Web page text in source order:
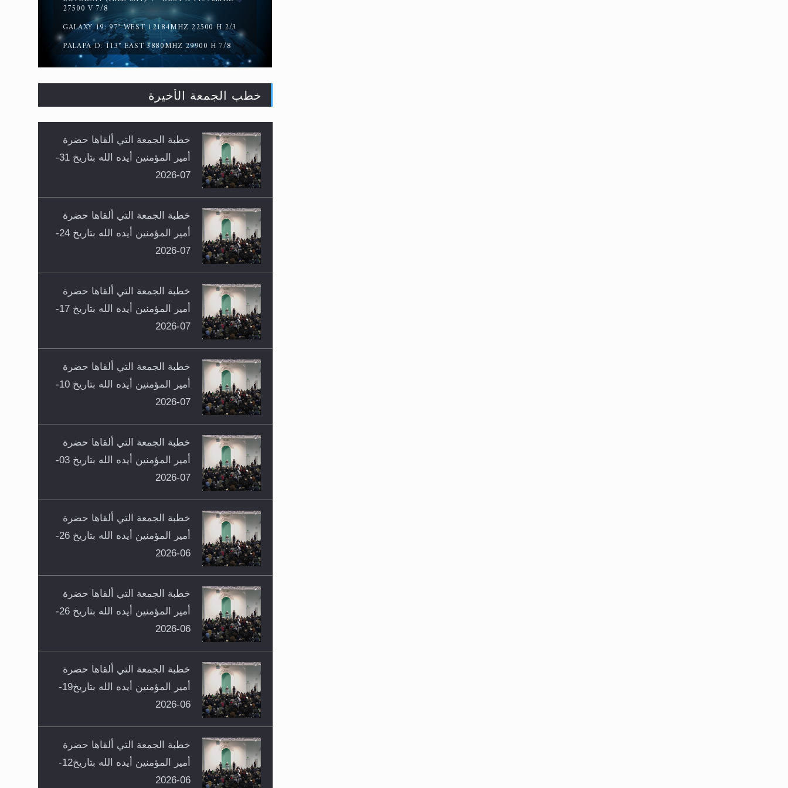
27500 V 7/8
GALAXY 19: 97° WEST 12184MHZ 22500 H 2/3
PALAPA D: 113° EAST 3880MHZ 29900 H 7/8
خطب الجمعة الأخيرة
خطبة الجمعة التي ألقاها حضرة
أمير المؤمنين أيده الله بتاريخ 31-
07-2026
خطبة الجمعة التي ألقاها حضرة
أمير المؤمنين أيده الله بتاريخ 24-
07-2026
خطبة الجمعة التي ألقاها حضرة
أمير المؤمنين أيده الله بتاريخ 17-
07-2026
خطبة الجمعة التي ألقاها حضرة
أمير المؤمنين أيده الله بتاريخ 10-
07-2026
خطبة الجمعة التي ألقاها حضرة
أمير المؤمنين أيده الله بتاريخ 03-
07-2026
خطبة الجمعة التي ألقاها حضرة
أمير المؤمنين أيده الله بتاريخ 26-
06-2026
خطبة الجمعة التي ألقاها حضرة
أمير المؤمنين أيده الله بتاريخ 26-
06-2026
خطبة الجمعة التي ألقاها حضرة
أمير المؤمنين أيده الله بتاريخ19-
06-2026
خطبة الجمعة التي ألقاها حضرة
أمير المؤمنين أيده الله بتاريخ12-
06-2026